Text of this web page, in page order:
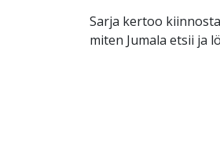
Sarja kertoo
miten Jumala etsii ja